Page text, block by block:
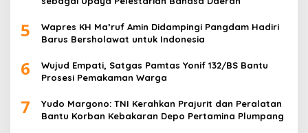
5
Wapres KH Ma’ruf Amin Didampingi Pangdam Hadiri
Barus Bersholawat untuk Indonesia
6
Wujud Empati, Satgas Pamtas Yonif 132/BS Bantu
Prosesi Pemakaman Warga
7
Yudo Margono: TNI Kerahkan Prajurit dan Peralatan
Bantu Korban Kebakaran Depo Pertamina Plumpang